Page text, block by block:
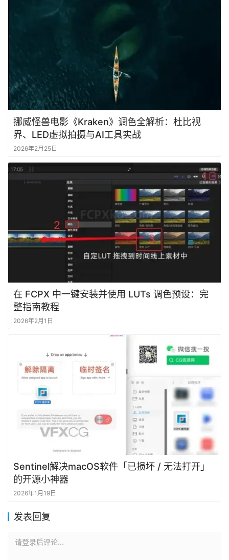
挪威怪兽电影《Kraken》调色全解析：杜比视
界、LED虚拟拍摄与AI工具实战
2026年2月25日
在 FCPX 中一键安装并使用 LUTs 调色预设：完
整指南教程
2026年2月1日
Sentinel解决macOS软件「已损坏 / 无法打开」
的开源小神器
2026年1月19日
发表回复
请登录后评论...